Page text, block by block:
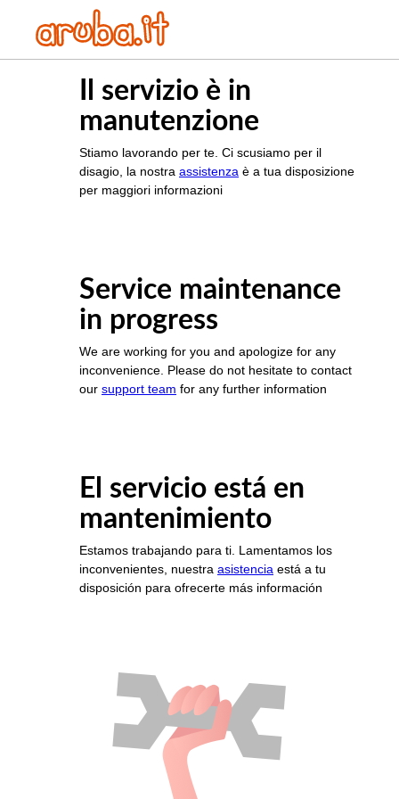
Il servizio è in
manutenzione
Stiamo lavorando per te. Ci scusiamo per il
disagio, la nostra assistenza è a tua disposizione
per maggiori informazioni
Service maintenance
in progress
We are working for you and apologize for any
inconvenience. Please do not hesitate to contact
our support team for any further information
El servicio está en
mantenimiento
Estamos trabajando para ti. Lamentamos los
inconvenientes, nuestra asistencia está a tu
disposición para ofrecerte más información